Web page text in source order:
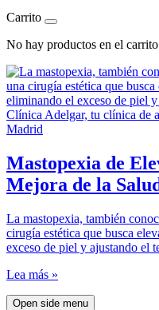
Carrito
No hay productos en el
Mastopexia de
Mejora de la
La mastopexia, también
cirugía estética que busca
exceso de piel y ajustando el
Lea más »
Open side menu